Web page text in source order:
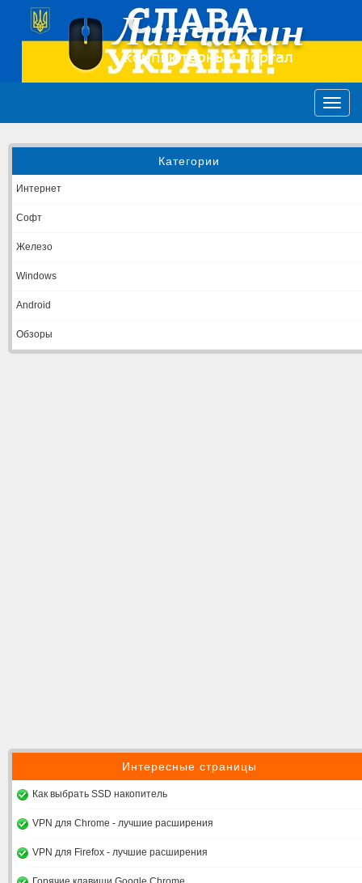
Категории
Интернет
Софт
Железо
Windows
Android
Обзоры
Интересные страницы
Как выбрать SSD накопитель
VPN для Chrome - лучшие расширения
VPN для Firefox - лучшие расширения